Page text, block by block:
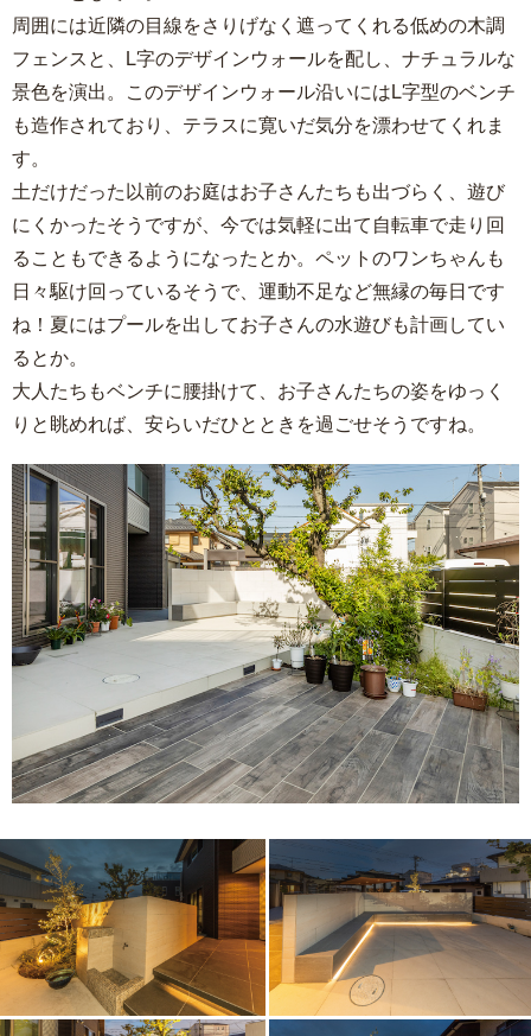
周囲には近隣の目線をさりげなく遮ってくれる低めの木調
フェンスと、L字のデザインウォールを配し、ナチュラルな
景色を演出。このデザインウォール沿いにはL字型のベンチ
も造作されており、テラスに寛いだ気分を漂わせてくれま
す。
土だけだった以前のお庭はお子さんたちも出づらく、遊び
にくかったそうですが、今では気軽に出て自転車で走り回
ることもできるようになったとか。ペットのワンちゃんも
日々駆け回っているそうで、運動不足など無縁の毎日です
ね！夏にはプールを出してお子さんの水遊びも計画してい
るとか。
大人たちもベンチに腰掛けて、お子さんたちの姿をゆっく
りと眺めれば、安らいだひとときを過ごせそうですね。